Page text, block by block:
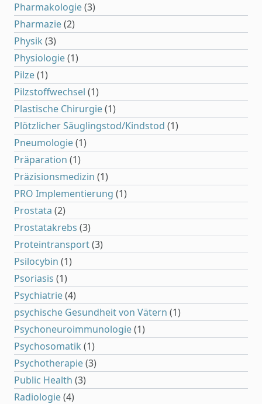
Pharmakologie(3)
Pharmazie(2)
Physik (3)
Physiologie(1)
Pilze(1)
Pilzstoffwechsel (1)
Plastische Chirurgie(1)
Plötzlicher Säuglingstod/Kindstod (1)
Pneumologie(1)
Präparation (1)
Präzisionsmedizin (1)
PRO Implementierung (1)
Prostata (2)
Prostatakrebs (3)
Proteintransport(3)
Psilocybin (1)
Psoriasis (1)
Psychiatrie(4)
psychische Gesundheit von Vätern (1)
Psychoneuroimmunologie(1)
Psychosomatik (1)
Psychotherapie(3)
Public Health (3)
Radiologie(4)